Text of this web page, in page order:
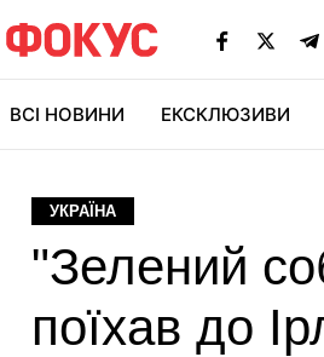
ВСІ НОВИНИ ЕКСКЛЮЗИВИ
УКРАЇНА
"Зелений
поїхав до